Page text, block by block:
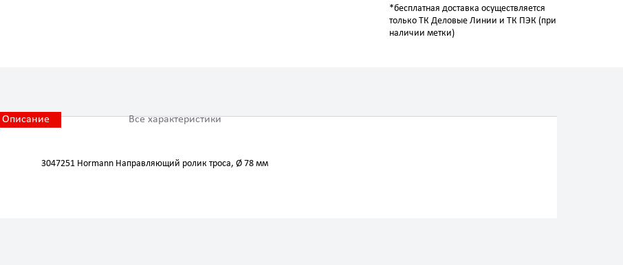
*бесплатная доставка осуществляется
только ТК Деловые Линии и ТК ПЭК (при
наличии метки)
Описание Все характеристики
3047251 Hormann Направляющий ролик троса, Ø 78 мм